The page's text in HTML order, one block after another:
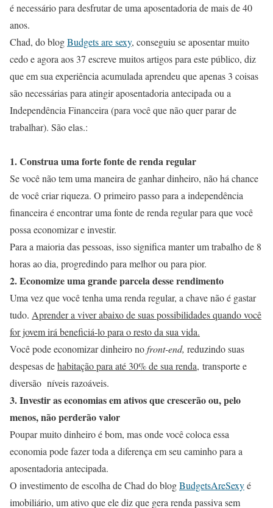
é necessário para desfrutar de uma aposentadoria de mais de 40
anos.
Chad, do blogBudgets are sexy, conseguiu se aposentar muito
cedo e agora aos 37 escreve muitos artigos para este público, diz
que em sua experiência acumulada aprendeu que apenas 3 coisas
são necessárias para atingir aposentadoria antecipada ou a
Independência Financeira (para você que não quer parar de
trabalhar). São elas.:
1. Construa uma forte fonte de renda regular
Se você não tem uma maneira de ganhar dinheiro, não há chance
de você criar riqueza. O primeiro passo para a independência
financeira é encontrar uma fonte de renda regular para que você
possa economizar e investir.
Para a maioria das pessoas, isso significa manter um trabalho de 8
horas ao dia, progredindo para melhor ou para pior.
2. Economize uma grande parcela desse rendimento
Uma vez que você tenha uma renda regular, a chave não é gastar
tudo. Aprender a viver abaixo de suas possibilidades quando você
for jovem irá beneficiá-lo para o resto da sua vida.
Você pode economizar dinheiro nofront-end, reduzindo suas
despesas dehabitação para até 30% de sua renda, transporte e
diversão níveis razoáveis.
3. Investir as economias em ativos que crescerão ou, pelo
menos, não perderão valor
Poupar muito dinheiro é bom, mas onde você coloca essa
economia pode fazer toda a diferença em seu caminho para a
aposentadoria antecipada.
O investimento de escolha de Chad do blogBudgetsAreSexyé
imobiliário, um ativo que ele diz que gera renda passiva sem